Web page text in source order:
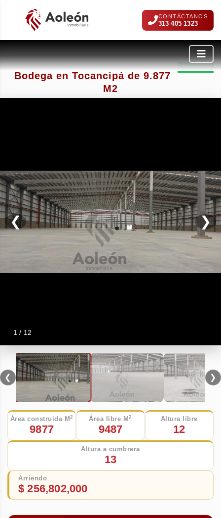
CONTÁCTANOS
313 405 1323
Disponible
Bodega en Tocancipá de 9.877
M2
1 / 12
❮ ❯
❮ ❯
Área construida M2
9877
Área libre M2
9487
Altura libre
12
Altura a cumbrera
13
Arriendo
$ 256,802,000